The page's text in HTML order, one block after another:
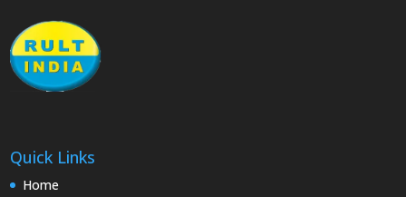
Quick Links
Home